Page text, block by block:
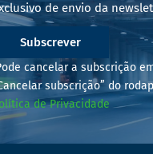
de envio da
Subscrever
cancelar a subscrição
subscrição” do
de Privacidade